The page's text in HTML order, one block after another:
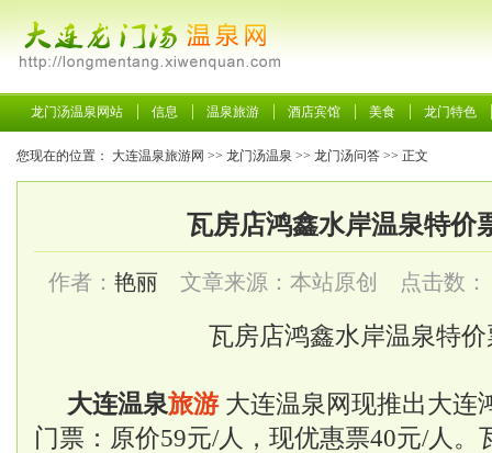
龙门汤温泉网站 信息 温泉旅游 酒店宾馆 美食 龙门特色
您现在的位置： 大连温泉旅游网 >> 龙门汤温泉 >> 龙门汤问答 >> 正文
瓦房店鸿鑫水岸温泉特价
作者： 艳丽 文章来源：本站原创 点击数：
瓦房店鸿鑫水岸温泉特
大连温泉旅游 大连温泉网现推出大连
门票：原价59元/人，现优惠票40元/人